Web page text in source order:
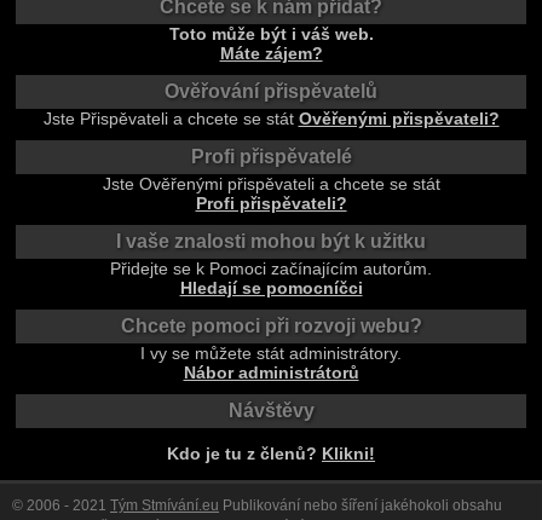
Chcete se k nám přidat?
Toto může být i váš web.
Máte zájem?
Ověřování přispěvatelů
Jste Přispěvateli a chcete se stát Ověřenými přispěvateli?
Profi přispěvatelé
Jste Ověřenými přispěvateli a chcete se stát
Profi přispěvateli?
I vaše znalosti mohou být k užitku
Přidejte se k Pomoci začínajícím autorům.
Hledají se pomocníčci
Chcete pomoci při rozvoji webu?
I vy se můžete stát administrátory.
Nábor administrátorů
Návštěvy
Kdo je tu z členů? Klikni!
© 2006 - 2021 Tým Stmívání.eu Publikování nebo šíření jakéhokoli obsahu